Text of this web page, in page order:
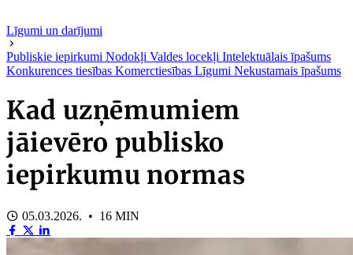
Līgumi un darījumi
Publiskie iepirkumi Nodokļi Valdes locekļi Intelektuālais īpašums
Konkurences tiesības Komerctiesības Līgumi Nekustamais īpašums
Kad uzņēmumiem
jāievēro publisko
iepirkumu normas
05.03.2026. • 16 MIN